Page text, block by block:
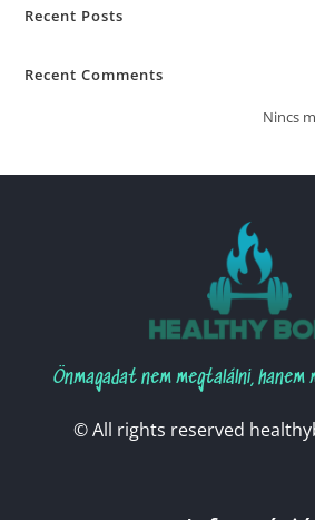
Recent Posts
Recent Comments
Nincs
Önmagadat nem megtalálni,
© All rights reserved